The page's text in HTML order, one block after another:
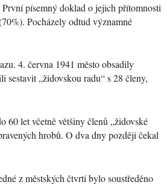
písemný doklad o jejich přítomnosti
Pocházely odtud významné
4. června 1941 město obsadily
sestavit židovskou radu s 28 členy,
60 let včetně většiny členů židovské
hrobů. O dva dny později čekal
z městských čtvrtí bylo soustředěno